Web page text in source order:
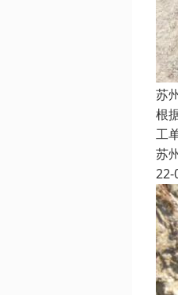
苏
根
工
苏
22-